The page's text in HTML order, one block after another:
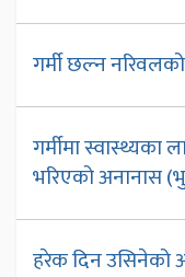
गर्मी छल्न
गर्मीमा
भरिएको अनानास
हरेक दिन उसिनेको